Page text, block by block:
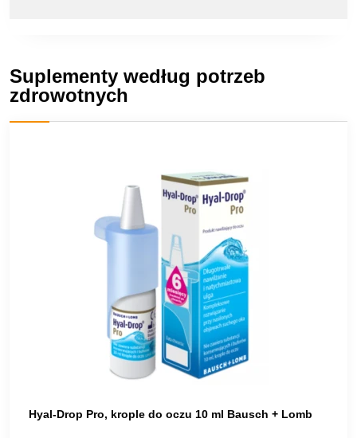
Suplementy według potrzeb
zdrowotnych
Hyal-Drop Pro, krople do oczu 10 ml Bausch + Lomb